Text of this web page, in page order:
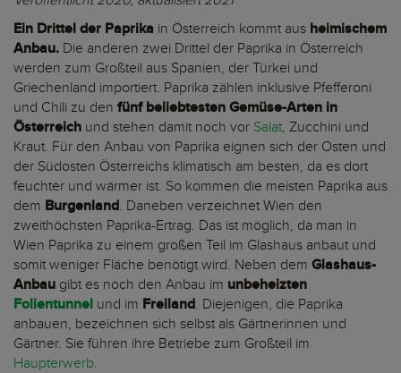
Ein Drittel der Paprika in Österreich kommt aus heimischem
Anbau. Die anderen zwei Drittel der Paprika in Österreich
werden zum Großteil aus Spanien, der Türkei und
Griechenland importiert. Paprika zählen inklusive Pfefferoni
und Chili zu den fünf beliebtesten Gemüse-Arten in
Österreich und stehen damit noch vor Salat, Zucchini und
Kraut. Für den Anbau von Paprika eignen sich der Osten und
der Südosten Österreichs klimatisch am besten, da es dort
feuchter und wärmer ist. So kommen die meisten Paprika aus
dem Burgenland. Daneben verzeichnet Wien den
zweithöchsten Paprika-Ertrag. Das ist möglich, da man in
Wien Paprika zu einem großen Teil im Glashaus anbaut und
somit weniger Fläche benötigt wird. Neben dem Glashaus-
Anbau gibt es noch den Anbau im unbeheizten
Folientunnel und im Freiland. Diejenigen, die Paprika
anbauen, bezeichnen sich selbst als Gärtnerinnen und
Gärtner. Sie führen ihre Betriebe zum Großteil im
Haupterwerb.